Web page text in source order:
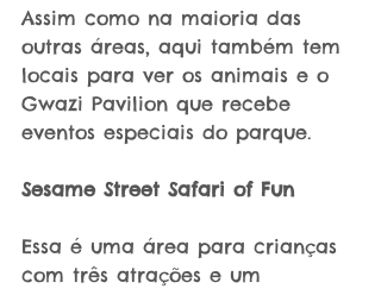
Assim como na maioria das
outras áreas, aqui também tem
locais para ver os animais e o
Gwazi Pavilion que recebe
eventos especiais do parque.
Sesame Street Safari of Fun
Essa é uma área para crianças
com três atrações e um